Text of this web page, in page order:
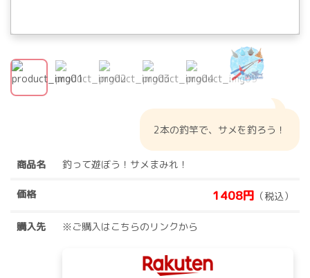
2本の釣竿で、サメを釣ろう！
商品名 釣って遊ぼう！サメまみれ！
価格 1408円 （税込）
購入先 ※ご購入はこちらのリンクから